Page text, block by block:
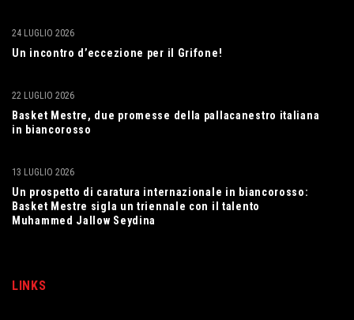
Un incontro d’eccezione per il Grifone!
24 LUGLIO 2026
Basket Mestre, due promesse della pallacanestro italiana
in biancorosso
22 LUGLIO 2026
Un prospetto di caratura internazionale in biancorosso:
Basket Mestre sigla un triennale con il talento
Muhammed Jallow Seydina
13 LUGLIO 2026
LINKS